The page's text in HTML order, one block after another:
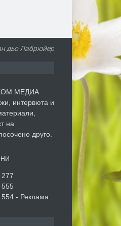
дьо Лабрюйер
МЕДИА
интервюта и
на
друго.
- Реклама